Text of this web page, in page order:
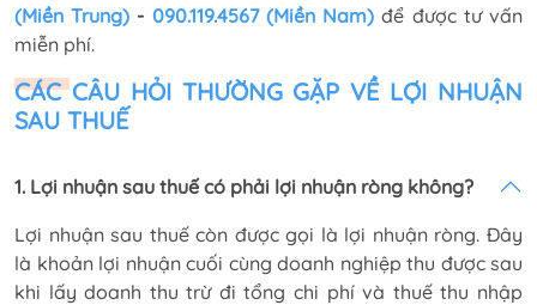
(Miền Trung) - 090.119.4567 (Miền Nam) để được tư vấn
miễn phí.
CÁC CÂU HỎI THƯỜNG GẶP VỀ LỢI NHUẬN
SAU THUẾ
1. Lợi nhuận sau thuế có phải lợi nhuận ròng không?
Lợi nhuận sau thuế còn được gọi là lợi nhuận ròng. Đây
là khoản lợi nhuận cuối cùng doanh nghiệp thu được sau
khi lấy doanh thu trừ đi tổng chi phí và thuế thu nhập